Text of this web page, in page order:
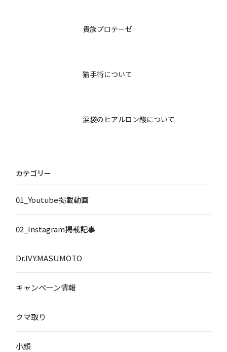
貴族プロテーゼ
猫手術について
涙袋のヒアルロン酸について
カテゴリー
01_Youtube掲載動画
02_Instagram掲載記事
Dr.IVY.MASUMOTO
キャンペーン情報
クマ取り
小顔